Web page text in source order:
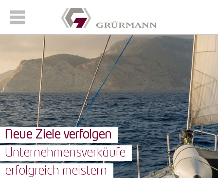
Neue Ziele verfolgen
Unternehmensverkäufe
erfolgreich meistern